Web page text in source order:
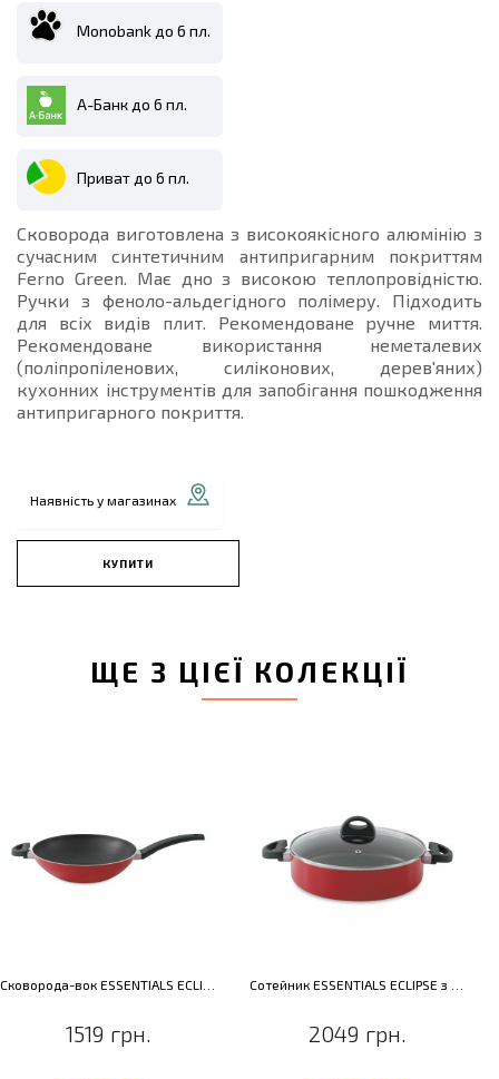
Monobank до 6 пл.
А-Банк до 6 пл.
Приват до 6 пл.
Сковорода виготовлена з високоякісного алюмінію з
сучасним синтетичним антипригарним покриттям
Ferno Green. Має дно з високою теплопровідністю.
Ручки з феноло-альдегідного полімеру. Підходить
для всіх видів плит. Рекомендоване ручне миття.
Рекомендоване використання неметалевих
(поліпропіленових, силіконових, дерев'яних)
кухонних інструментів для запобігання пошкодження
антипригарного покриття.
Наявність у магазинах
КУПИТИ
ЩЕ З ЦІЄЇ КОЛЕКЦІЇ
1519 грн. 2049 грн.